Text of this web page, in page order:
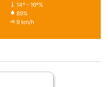
14º - 16º%
89%
9 km/h